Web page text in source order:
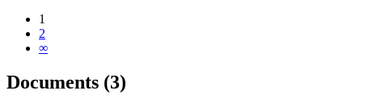
1
2
∞
Documents (3)